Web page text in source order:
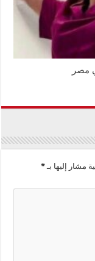
مصر
مشار إليها بـ*